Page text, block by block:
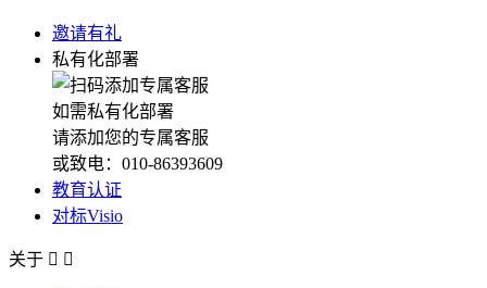
邀请有礼
私有化部署
如需私有化部署
请添加您的专属客服
或致电：010-86393609
教育认证
对标Visio
关于  